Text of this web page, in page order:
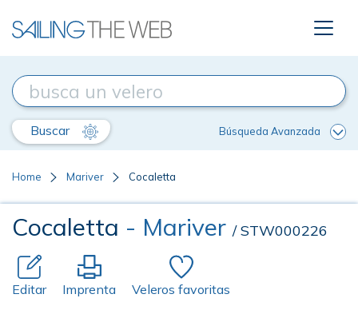
Buscar Búsqueda Avanzada
Home Mariver Cocaletta
Cocaletta - Mariver / STW000226
Editar Imprenta Veleros favoritas